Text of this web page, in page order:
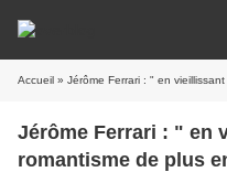
Accueil » Jérôme Ferrari : " en vieillissant
Jérôme Ferrari : " en
romantisme de plus